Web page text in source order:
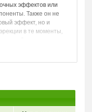
эффектов или
Также он не
эффект, но и
в те моменты,
приёма капсул.
травы
не только вернуть
физической